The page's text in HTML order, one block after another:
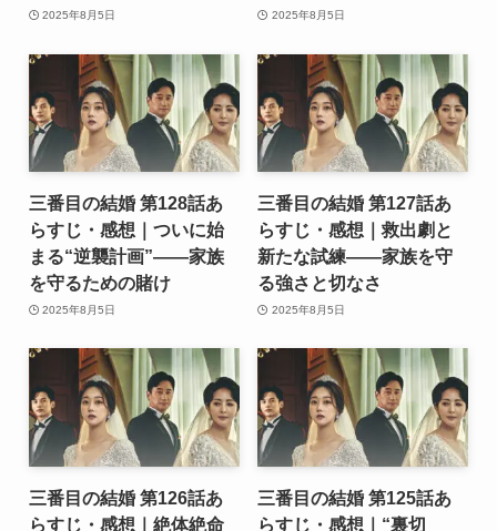
2025年8月5日 2025年8月5日
三番目の結婚 第128話あ
らすじ・感想｜ついに始
まる“逆襲計画”――家族
を守るための賭け
2025年8月5日
三番目の結婚 第127話あ
らすじ・感想｜救出劇と
新たな試練――家族を守
る強さと切なさ
2025年8月5日
三番目の結婚 第126話あ
らすじ・感想｜絶体絶命
三番目の結婚 第125話あ
らすじ・感想｜“裏切